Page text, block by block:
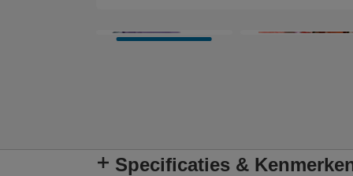
Specificaties &